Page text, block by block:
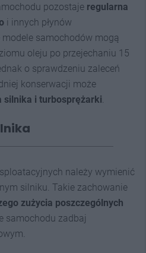
pozostaje regularna
i innych płynów
samochodów mogą
oleju po przejechaniu 15
o sprawdzeniu zaleceń
konserwacji może
silnika i turbosprężarki.
należy wymienić
silniku. Takie zachowanie
zużycia poszczególnych
samochodu zadbaj